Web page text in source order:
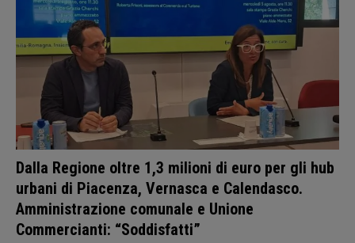
Dalla Regione oltre 1,3 milioni di euro per gli hub
urbani di Piacenza, Vernasca e Calendasco.
Amministrazione comunale e Unione
Commercianti: “Soddisfatti”